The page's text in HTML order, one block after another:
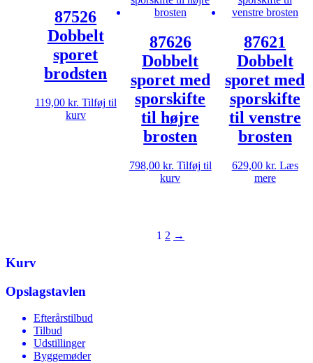
87526
Dobbelt
sporet
brodsten
119,00 kr. Tilføj til
kurv
87626
Dobbelt
sporet med
sporskifte
til højre
brosten
798,00 kr. Tilføj til
kurv
87621
Dobbelt
sporet med
sporskifte
til venstre
brosten
629,00 kr. Læs
mere
1 2 →
Kurv
Opslagstavlen
Efterårstilbud
Tilbud
Udstillinger
Byggemøder